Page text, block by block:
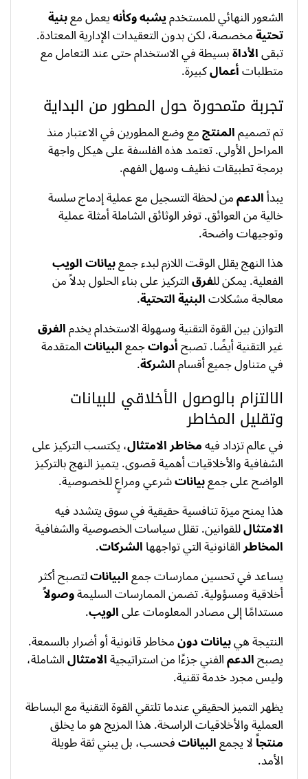
الشعور النهائي للمستخدميشبه وكأنهيعمل معبنية
تحتيةمخصصة، لكن بدون التعقيدات الإدارية المعتادة.
تبقىالأداةبسيطة في الاستخدام حتى عند التعامل مع
متطلباتأعمالكبيرة.
تجربة متمحورة حول المطور من البداية
تم تصميمالمنتجمع وضع المطورين في الاعتبار منذ
المراحل الأولى. تعتمد هذه الفلسفة على هيكل واجهة
برمجة تطبيقات نظيف وسهل الفهم.
يبدأالدعممن لحظة التسجيل مع عملية إدماج سلسة
خالية من العوائق. توفر الوثائق الشاملة أمثلة عملية
وتوجيهات واضحة.
هذا النهج يقلل الوقت اللازم لبدء جمعبيانات الويب
الفعلية. يمكن للفرقالتركيز على بناء الحلول بدلاً من
معالجة مشكلاتالبنية التحتية.
التوازن بين القوة التقنية وسهولة الاستخدام يخدمالفرق
غير التقنية أيضًا. تصبحأدواتجمعالبياناتالمتقدمة
في متناول جميع أقسامالشركة.
الالتزام بالوصول الأخلاقي للبيانات
وتقليل المخاطر
في عالم تزداد فيهمخاطر الامتثال، يكتسب التركيز على
الشفافية والأخلاقيات أهمية قصوى. يتميز النهج بالتركيز
الواضح على جمعبياناتشرعي ومراعٍ للخصوصية.
هذا يمنح ميزة تنافسية حقيقية في سوق يتشدد فيه
الامتثالللقوانين. تقلل سياسات الخصوصية والشفافية
المخاطرالقانونية التي تواجههاالشركات.
يساعد في تحسين ممارسات جمعالبياناتلتصبح أكثر
أخلاقية ومسؤولية. تضمن الممارسات السليمةوصولاً
مستدامًا إلى مصادر المعلومات علىالويب.
النتيجة هيبيانات دونمخاطر قانونية أو أضرار بالسمعة.
يصبحالدعمالفني جزءًا من استراتيجيةالامتثالالشاملة،
وليس مجرد خدمة تقنية.
يظهر التميز الحقيقي عندما تلتقي القوة التقنية مع البساطة
العملية والأخلاقيات الراسخة. هذا المزيج هو ما يخلق
منتجاًلا يجمعالبياناتفحسب، بل يبني ثقة طويلة
الأمد.